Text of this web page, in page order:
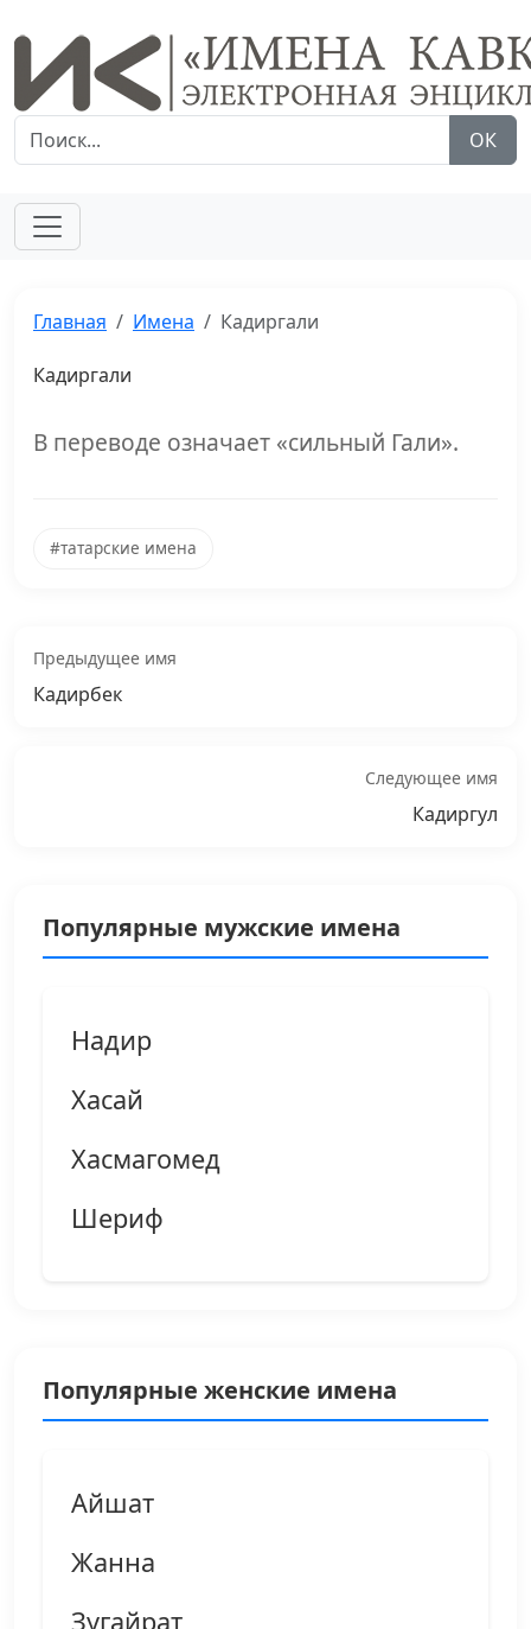
ОК
Главная Имена Кадиргали
Кадиргали
В переводе означает «сильный Гали».
#татарские имена
Предыдущее имя
Кадирбек
Следующее имя
Кадиргул
Популярные мужские имена
Надир
Хасай
Хасмагомед
Шериф
Популярные женские имена
Айшат
Жанна
Зугайрат